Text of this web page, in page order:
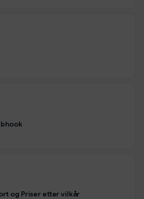
og Priser etter vilkår